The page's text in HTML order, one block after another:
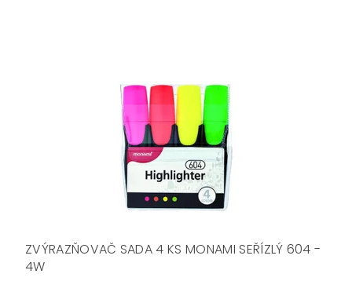
ZVÝRAZŇOVAČ SADA 4 KS MONAMI SEŘÍZLÝ 604 -
4W